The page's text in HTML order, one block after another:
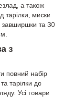
а також
тарілки, миски
завширшки та 30
з
повний набір
тарілки до
Усі товари